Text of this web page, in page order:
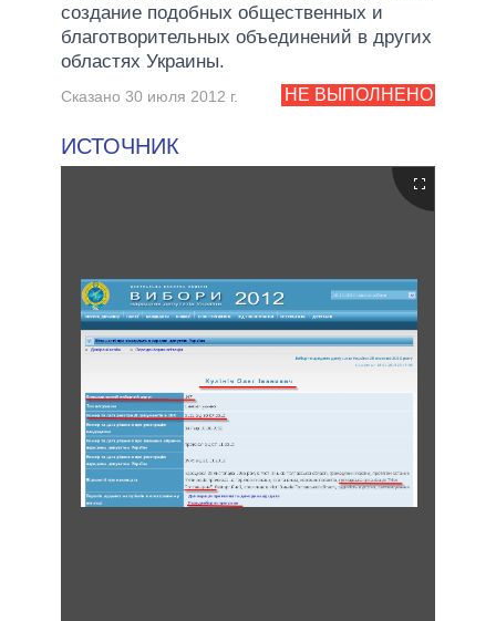
создание подобных общественных и
благотворительных объединений в других
областях Украины.
НЕ ВЫПОЛНЕНО
Сказано 30 июля 2012 г.
ИСТОЧНИК